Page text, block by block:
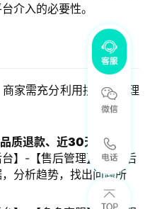
介入的必要性。
家需充分利用拼多多管理
品质退款、 近30天
平台介
】-【售后管理】-【售后
分析趋势，找出问题所